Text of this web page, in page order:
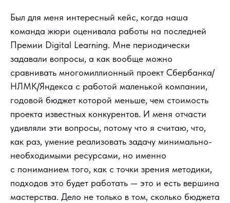
Был для меня интересный кейс, когда наша
команда жюри оценивала работы на последней
Премии Digital Learning. Мне периодически
задавали вопросы, а как вообще можно
сравнивать многомиллионный проект Сбербанка/
НЛМК/Яндекса с работой маленькой компании,
годовой бюджет которой меньше, чем стоимость
проекта известных конкурентов. И меня отчасти
удивляли эти вопросы, потому что я считаю, что,
как раз, умение реализовать задачу минимально-
необходимыми ресурсами, но именно
с пониманием того, как с точки зрения методики,
подходов это будет работать — это и есть вершина
мастерства. Дело не только в том, сколько бюджета